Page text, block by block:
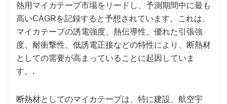
熱用マイカテープ市場をリードし、予測期間中に最も
高いCAGRを記録すると予想されています。これは、
マイカテープの誘電強度、熱伝導性、優れた引張強
度、耐衝撃性、低誘電正接などの特性により、断熱材
としての需要が高まっていることに起因していま
す。.
断熱材としてのマイカテープは、特に建設、航空宇